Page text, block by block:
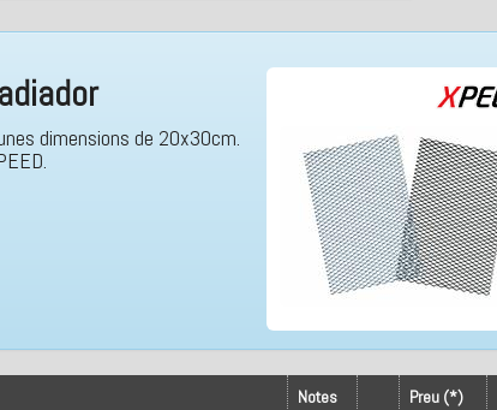
dimensions de 20x30cm.
Notes Preu (*)